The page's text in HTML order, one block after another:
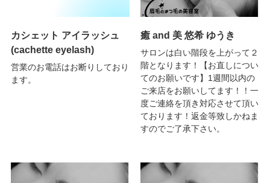
カシェット アイラッシュ
(cachette eyelash)
営業のお電話はお断りしており
ます。
癒 and 美 悠希 ゆうき
サロンは白い階段を上がって２
階となります！【お直しについ
てのお願いです】1週間以内の
ご来店をお願いしてます！！一
度ご連絡を頂き対応させて頂い
ております！返金等致しかねま
すのでご了承下さい。